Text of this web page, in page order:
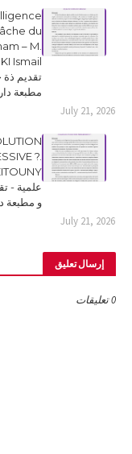
du
– M.
تقديم
مطبعة
July 21, 2026
?.
علمية -
و مطبعة
July 21, 2026
إرسال تعليق
0 تعليقات